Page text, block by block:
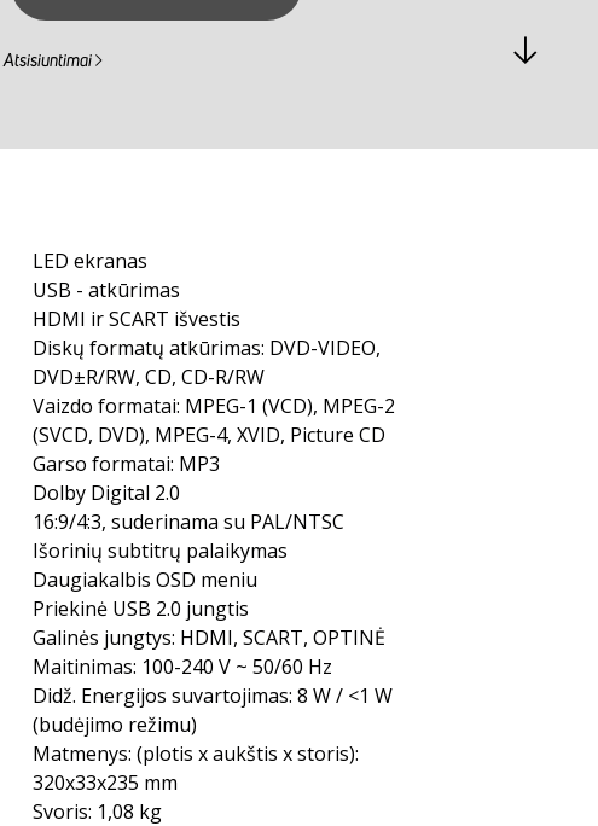
Atsisiuntimai
LED ekranas
USB - atkūrimas
HDMI ir SCART išvestis
Diskų formatų atkūrimas: DVD-VIDEO,
DVD±R/RW, CD, CD-R/RW
Vaizdo formatai: MPEG-1 (VCD), MPEG-2
(SVCD, DVD), MPEG-4, XVID, Picture CD
Garso formatai: MP3
Dolby Digital 2.0
16:9/4:3, suderinama su PAL/NTSC
Išorinių subtitrų palaikymas
Daugiakalbis OSD meniu
Priekinė USB 2.0 jungtis
Galinės jungtys: HDMI, SCART, OPTINĖ
Maitinimas: 100-240 V ~ 50/60 Hz
Didž. Energijos suvartojimas: 8 W / <1 W
(budėjimo režimu)
Matmenys: (plotis x aukštis x storis):
320x33x235 mm
Svoris: 1,08 kg